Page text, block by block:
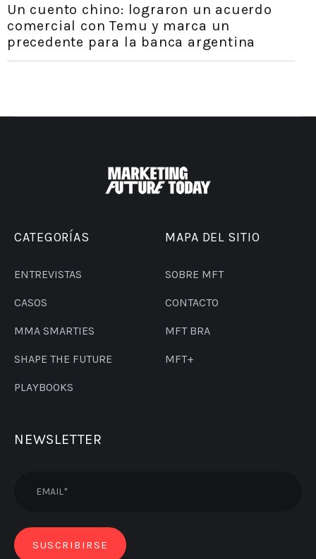
Un cuento chino: lograron un acuerdo
comercial con Temu y marca un
precedente para la banca argentina
CATEGORÍAS
ENTREVISTAS
CASOS
MMA SMARTIES
SHAPE THE FUTURE
PLAYBOOKS
MAPA DEL SITIO
SOBRE MFT
CONTACTO
MFT BRA
MFT+
NEWSLETTER